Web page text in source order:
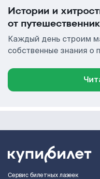
Истории и
от
Каждый день строим
собственные знания о
Сервис билетных лазеек